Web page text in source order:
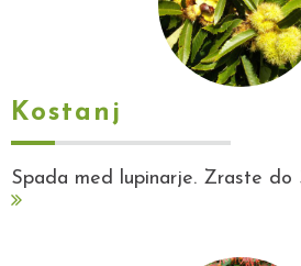
Kostanj
Spada med lupinarje. Zraste do